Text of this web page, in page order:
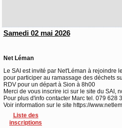
Samedi 02 mai 2026
Net Léman
Le SAI est invité par Net'Léman à rejoindre
pour participer au ramassage des déchets
RDV pour un départ à Sion à 8h00
Merci de vous inscrire ici sur le site du SAI,
Pour plus d'info contacter Marc tel. 079 628
Voir information sur le site https://
Liste des
inscriptions